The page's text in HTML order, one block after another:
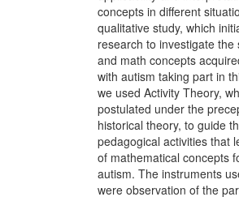
concepts in different
qualitative study, which
research to investigate
and math concepts
with autism taking part in
we used Activity Theory,
postulated under the
historical theory, to guide
pedagogical activities that
of mathematical concepts
autism. The instruments
were observation of the